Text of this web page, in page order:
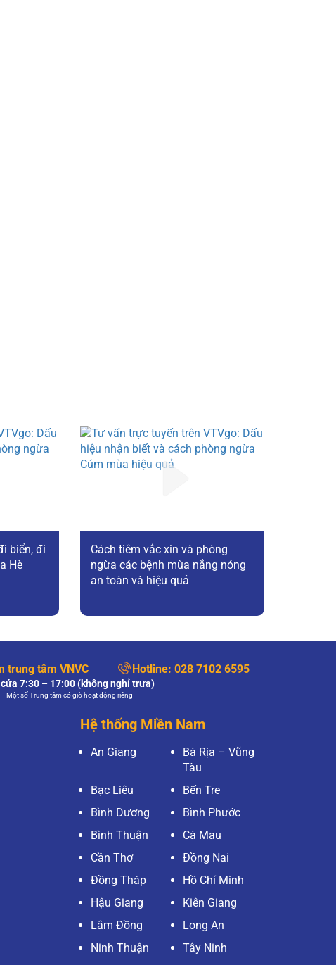
biển, đi
Hè
Cách tiêm vắc xin và phòng
ngừa các bệnh mùa nắng nóng
an toàn và hiệu quả
trung tâm VNVC Hotline: 028 7102 6595
7:30 – 17:00 (không nghỉ trưa)
Một số Trung tâm có giờ hoạt động riêng
Hệ thống Miền Nam
An Giang
Bà Rịa – Vũng
Tàu
Bạc Liêu
Bến Tre
Bình Dương
Bình Phước
Bình Thuận
Cà Mau
Cần Thơ
Đồng Nai
Đồng Tháp
Hồ Chí Minh
Hậu Giang
Kiên Giang
Lâm Đồng
Long An
Ninh Thuận
Tây Ninh